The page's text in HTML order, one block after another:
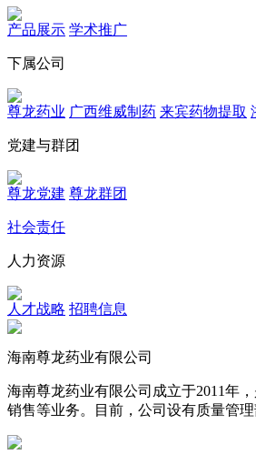
产品展示 学术推广
下属公司
尊龙药业 广西维威制药 来宾药物提取
党建与群团
尊龙党建 尊龙群团
社会责任
人力资源
人才战略 招聘信息
海南尊龙药业有限公司
海南尊龙药业有限公司成立于2011年
销售等业务。目前，公司设有质量管